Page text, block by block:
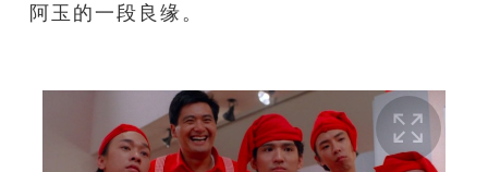
阿玉的一段良缘。